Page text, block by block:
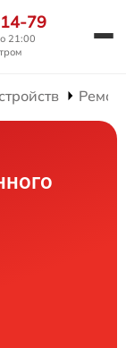
79
21:00